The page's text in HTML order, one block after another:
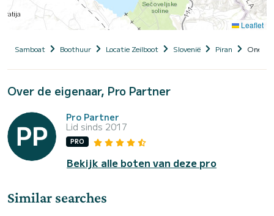
Leaflet
Samboat Boothuur Locatie Zeilboot Slovenië Piran One
Over de eigenaar, Pro Partner
Pro Partner
Lid sinds 2017
PRO
Bekijk alle boten van deze pro
Similar searches